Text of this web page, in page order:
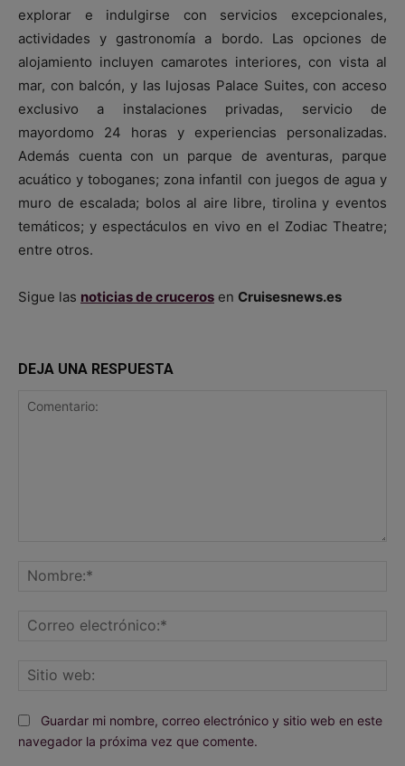
explorar e indulgirse con servicios excepcionales,
actividades y gastronomía a bordo. Las opciones de
alojamiento incluyen camarotes interiores, con vista al
mar, con balcón, y las lujosas Palace Suites, con acceso
exclusivo a instalaciones privadas, servicio de
mayordomo 24 horas y experiencias personalizadas.
Además cuenta con un parque de aventuras, parque
acuático y toboganes; zona infantil con juegos de agua y
muro de escalada; bolos al aire libre, tirolina y eventos
temáticos; y espectáculos en vivo en el Zodiac Theatre;
entre otros.
Sigue las noticias de cruceros en Cruisesnews.es
DEJA UNA RESPUESTA
Guardar mi nombre, correo electrónico y sitio web en este
navegador la próxima vez que comente.